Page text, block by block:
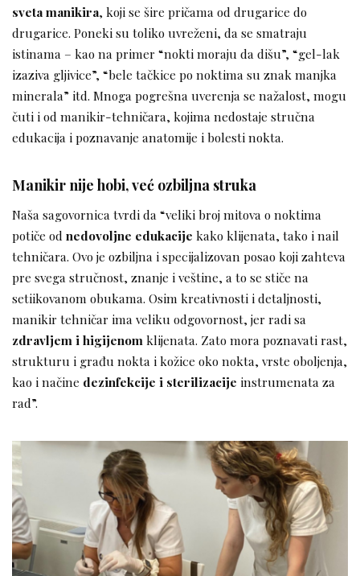
sveta manikira, koji se šire pričama od drugarice do
drugarice. Poneki su toliko uvreženi, da se smatraju
istinama – kao na primer “nokti moraju da dišu”, “gel-lak
izaziva gljivice”, “bele tačkice po noktima su znak manjka
minerala” itd. Mnoga pogrešna uverenja se nažalost, mogu
čuti i od manikir-tehničara, kojima nedostaje stručna
edukacija i poznavanje anatomije i bolesti nokta.
Manikir nije hobi, već ozbiljna struka
Naša sagovornica tvrdi da “veliki broj mitova o noktima
potiče od nedovoljne edukacije kako klijenata, tako i nail
tehničara. Ovo je ozbiljna i specijalizovan posao koji zahteva
pre svega stručnost, znanje i veštine, a to se stiče na
setiikovanom obukama. Osim kreativnosti i detaljnosti,
manikir tehničar ima veliku odgovornost, jer radi sa
zdravljem i higijenomklijenata. Zato mora poznavati rast,
strukturu i građu nokta i kožice oko nokta, vrste oboljenja,
kao i načine dezinfekcije i sterilizacije instrumenata za
rad”.